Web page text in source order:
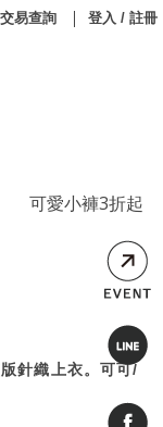
可愛小褲3折起
交易查詢 登入 / 註冊
針織上衣。可可/